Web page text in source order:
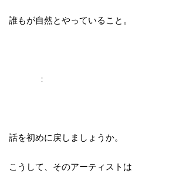
誰もが自然とやっていること。
：
話を初めに戻しましょうか。
こうして、そのアーティストは